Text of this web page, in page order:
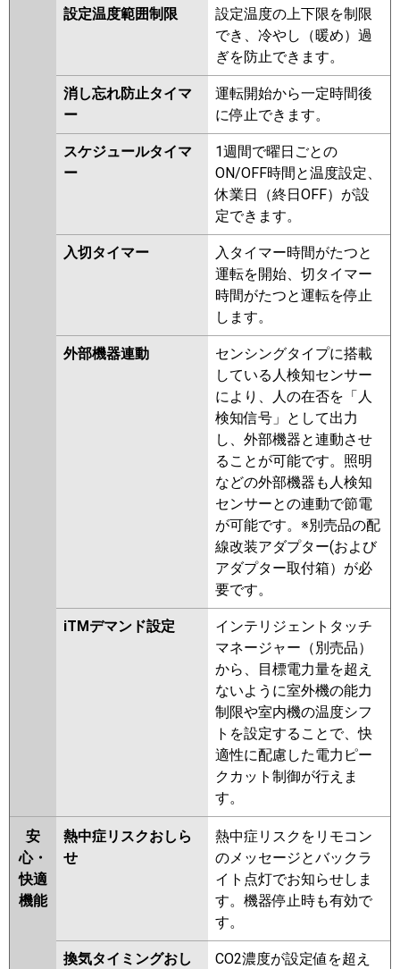
設定温度範囲制限
設定温度の上下限を制限
でき、冷やし（暖め）過
ぎを防止できます。
消し忘れ防止タイマ
ー
運転開始から一定時間後
に停止できます。
スケジュールタイマ
ー
1週間で曜日ごとの
ON/OFF時間と温度設定、
休業日（終日OFF）が設
定できます。
入切タイマー
入タイマー時間がたつと
運転を開始、切タイマー
時間がたつと運転を停止
します。
外部機器連動
センシングタイプに搭載
している人検知センサー
により、人の在否を「人
検知信号」として出力
し、外部機器と連動させ
ることが可能です。照明
などの外部機器も人検知
センサーとの連動で節電
が可能です。※別売品の配
線改装アダプター(および
アダプター取付箱）が必
要です。
iTMデマンド設定
インテリジェントタッチ
マネージャー（別売品）
から、目標電力量を超え
ないように室外機の能力
制限や室内機の温度シフ
トを設定することで、快
適性に配慮した電力ピー
クカット制御が行えま
す。
安
心・
快適
機能
熱中症リスクおしら
せ
熱中症リスクをリモコン
のメッセージとバックラ
イト点灯でお知らせしま
す。機器停止時も有効で
す。
換気タイミングおし
CO2濃度が設定値を超え